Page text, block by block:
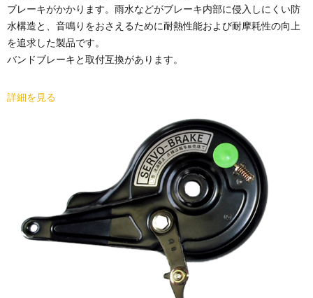
ブレーキがかかります。雨水などがブレーキ内部に侵入しにくい防
水構造と、音鳴りをおさえるために耐熱性能および耐摩耗性の向上
を追求した製品です。
バンドブレーキと取付互換があります。
詳細を見る